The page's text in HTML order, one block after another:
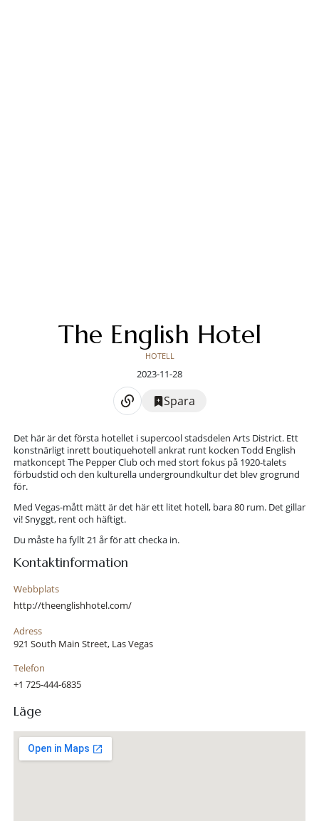
The English Hotel
HOTELL
2023-11-28
Spara
Det här är det första hotellet i supercool stadsdelen Arts District. Ett
konstnärligt inrett boutiquehotell ankrat runt kocken Todd English
matkoncept The Pepper Club och med stort fokus på 1920-talets
förbudstid och den kulturella undergroundkultur det blev grogrund
för.
Med Vegas-mått mätt är det här ett litet hotell, bara 80 rum. Det gillar
vi! Snyggt, rent och häftigt.
Du måste ha fyllt 21 år för att checka in.
Kontaktinformation
Webbplats
http://theenglishhotel.com/
Adress
921 South Main Street, Las Vegas
Telefon
+1 725-444-6835
Läge